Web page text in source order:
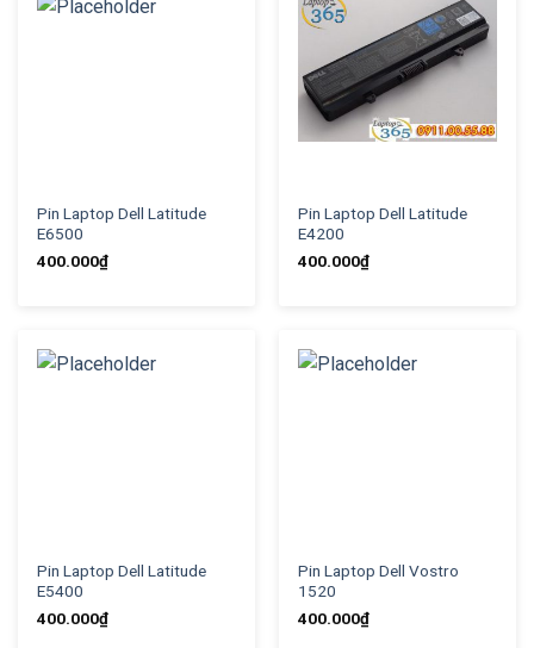
Pin Laptop Dell Latitude
E6500
400.000₫
Pin Laptop Dell Latitude
E4200
400.000₫
Pin Laptop Dell Latitude
E5400
400.000₫
Pin Laptop Dell Vostro
1520
400.000₫